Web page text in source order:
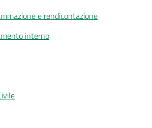
e rendicontazione
interno